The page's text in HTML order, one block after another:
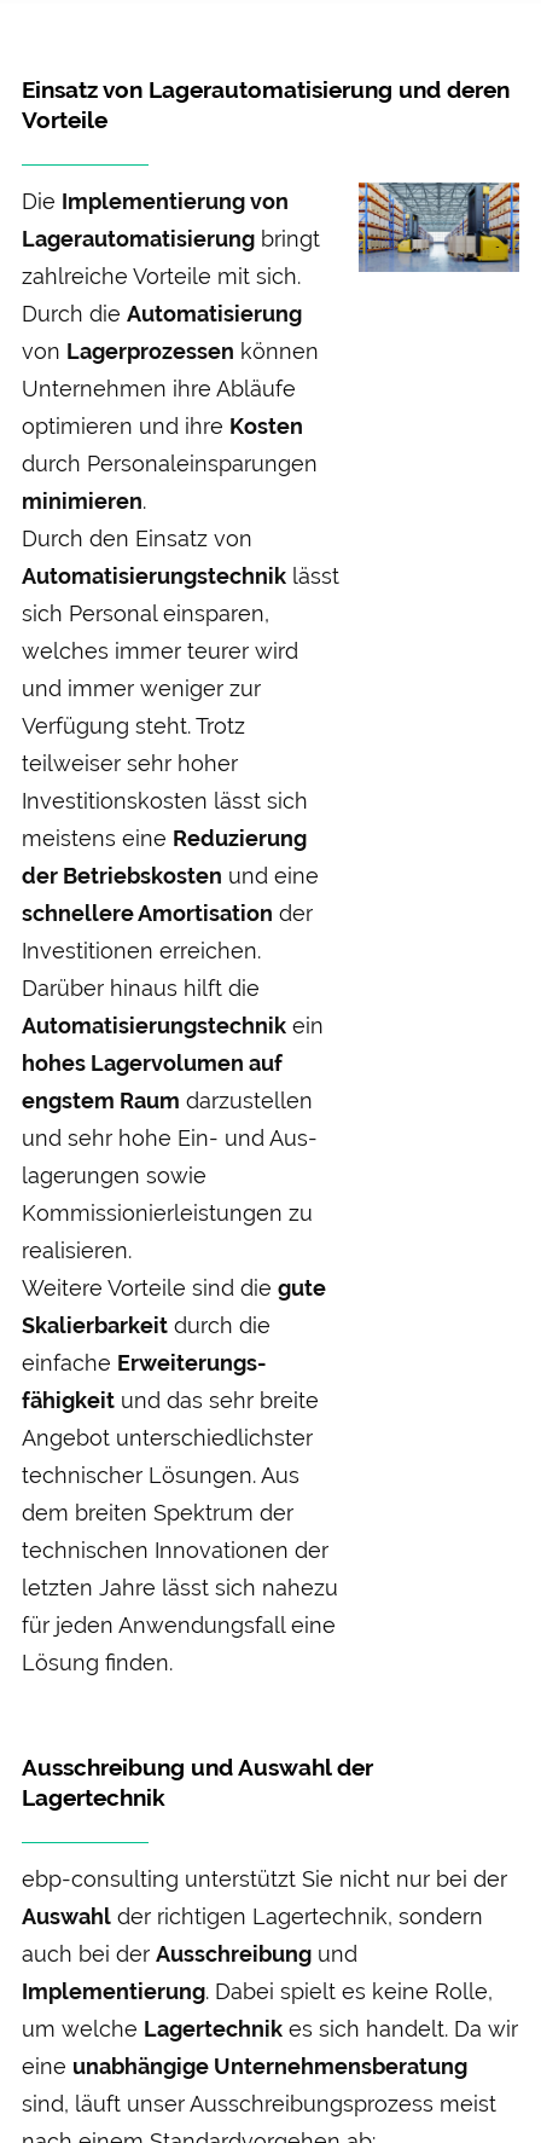
Einsatz von Lagerautomatisierung und deren
Vorteile
Die Implementierung von
Lager­automatisierungbringt
zahl­reiche Vor­teile mit sich.
Durch die Automatisierung
von Lager­prozessen können
Unter­nehmen ihre Abläufe
optimieren und ihre Kosten
durch Personal­einsparungen
minimieren.
Durch den Einsatz von
Automatisierungs­techniklässt
sich Personal ein­sparen,
welches immer teurer wird
und immer weniger zur
Verfügung steht. Trotz
teilweiser sehr hoher
Investitions­kosten lässt sich
meistens eine Reduzierung
der Betriebs­kosten und eine
schnellere Amortisation der
Investitionen erreichen.
Darüber hinaus hilft die
Automatisierungs­technikein
hohes Lager­volumen auf
engstem Raum darzu­stellen
und sehr hohe Ein- und Aus­
lagerungen sowie
Kommissionier­leistungen zu
realisieren.
Weitere Vorteile sind die gute
Skalier­barkeitdurch die
einfache Erweiterungs­
fähigkeitund das sehr breite
Angebot unter­schiedlichster
technischer Lösungen. Aus
dem breiten Spektrum der
technischen Innovationen der
letzten Jahre lässt sich nahezu
für jeden Anwendungsfall eine
Lösung finden.
Ausschreibung und Auswahl der
Lagertechnik
ebp-consulting unter­stützt Sie nicht nur bei der
Aus­wahlder richtigen Lager­technik, sondern
auch bei der Aus­schreibungund
Implementierung. Dabei spielt es keine Rolle,
um welche Lager­technikes sich handelt. Da wir
eine unab­hängige Unternehmens­beratung
sind, läuft unser Aus­schreibungs­prozess meist